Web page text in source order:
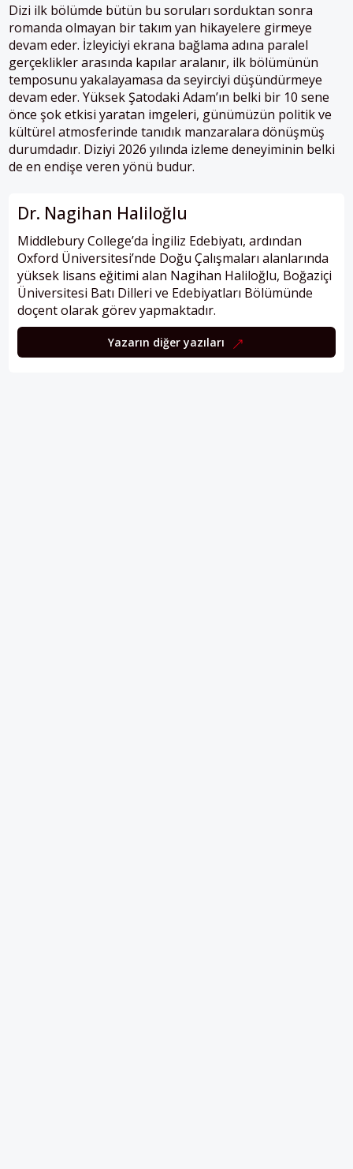
Dizi ilk bölümde bütün bu soruları sorduktan sonra
romanda olmayan bir takım yan hikayelere girmeye
devam eder. İzleyiciyi ekrana bağlama adına paralel
gerçeklikler arasında kapılar aralanır, ilk bölümünün
temposunu yakalayamasa da seyirciyi düşündürmeye
devam eder. Yüksek Şatodaki Adam’ın belki bir 10 sene
önce şok etkisi yaratan imgeleri, günümüzün politik ve
kültürel atmosferinde tanıdık manzaralara dönüşmüş
durumdadır. Diziyi 2026 yılında izleme deneyiminin belki
de en endişe veren yönü budur.
Dr. Nagihan Haliloğlu
Middlebury College’da İngiliz Edebiyatı, ardından
Oxford Üniversitesi’nde Doğu Çalışmaları alanlarında
yüksek lisans eğitimi alan Nagihan Haliloğlu, Boğaziçi
Üniversitesi Batı Dilleri ve Edebiyatları Bölümünde
doçent olarak görev yapmaktadır.
Yazarın diğer yazıları